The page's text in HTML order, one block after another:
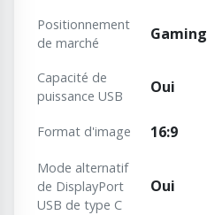
Positionnement
de marché
Gaming
Capacité de
puissance USB
Oui
Format d'image 16:9
Mode alternatif
de DisplayPort
USB de type C
Oui